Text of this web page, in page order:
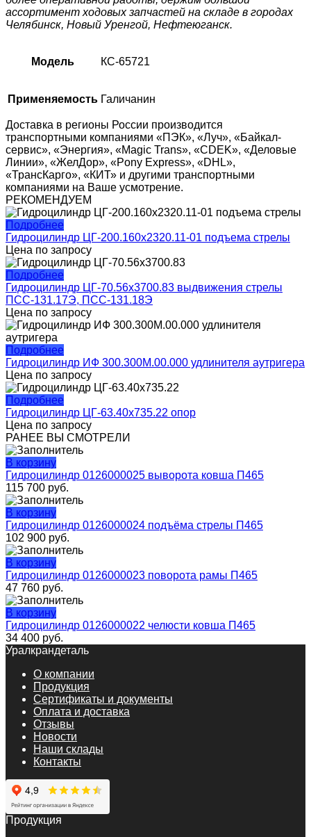
ассортимент ходовых запчастей на складе в городах
Челябинск, Новый Уренгой, Нефтеюганск.
Модель КС-65721
Применяемость Галичанин
Доставка в регионы России производится
транспортными компаниями «ПЭК», «Луч», «Байкал-
сервис», «Энергия», «Magic Trans», «CDEK», «Деловые
Линии», «ЖелДор», «Pony Express», «DHL»,
«ТрансКарго», «КИТ» и другими транспортными
компаниями на Ваше усмотрение.
РЕКОМЕНДУЕМ
Подробнее
Гидроцилиндр ЦГ-200.160х2320.11-01 подъема стрелы
Цена по запросу
Подробнее
Гидроцилиндр ЦГ-70.56х3700.83 выдвижения стрелы
ПСС-131.17Э, ПСС-131.18Э
Цена по запросу
Подробнее
Гидроцилиндр ИФ 300.300М.00.000 удлинителя аутригера
Цена по запросу
Подробнее
Гидроцилиндр ЦГ-63.40х735.22 опор
Цена по запросу
РАНЕЕ ВЫ СМОТРЕЛИ
В корзину
Гидроцилиндр 0126000025 выворота ковша П465
115 700 руб.
В корзину
Гидроцилиндр 0126000024 подъёма стрелы П465
102 900 руб.
В корзину
Гидроцилиндр 0126000023 поворота рамы П465
47 760 руб.
В корзину
Гидроцилиндр 0126000022 челюсти ковша П465
34 400 руб.
Уралкрандеталь
О компании
Продукция
Сертификаты и документы
Оплата и доставка
Отзывы
Новости
Наши склады
Контакты
Продукция